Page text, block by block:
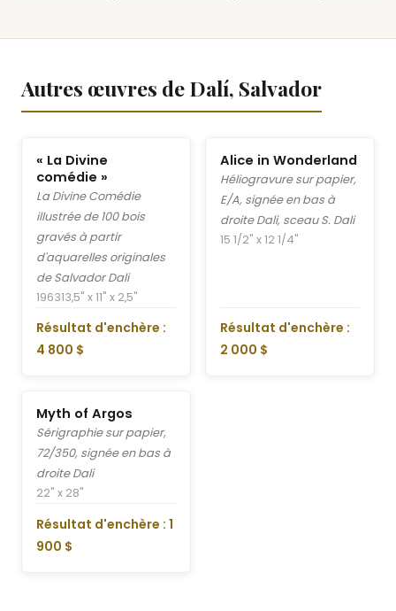
Autres œuvres de Dalí, Salvador
« La Divine
comédie »
La Divine Comédie
illustrée de 100 bois
gravés à partir
d'aquarelles originales
de Salvador Dali
196313,5" x 11" x 2,5"
Résultat d'enchère :
4 800 $
Alice in Wonderland
Héliogravure sur papier,
E/A, signée en bas à
droite Dali, sceau S. Dali
15 1/2" x 12 1/4"
Résultat d'enchère :
2 000 $
Myth of Argos
Sérigraphie sur papier,
72/350, signée en bas à
droite Dali
22" x 28"
Résultat d'enchère : 1
900 $